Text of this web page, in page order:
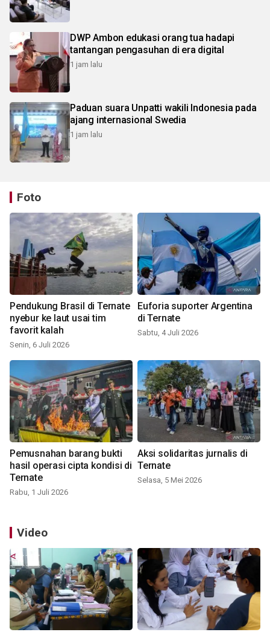
DWP Ambon edukasi orang tua hadapi
tantangan pengasuhan di era digital
1 jam lalu
Paduan suara Unpatti wakili Indonesia pada
ajang internasional Swedia
1 jam lalu
Foto
Pendukung Brasil di Ternate
nyebur ke laut usai tim
favorit kalah
Senin, 6 Juli 2026
Euforia suporter Argentina
di Ternate
Sabtu, 4 Juli 2026
Pemusnahan barang bukti
hasil operasi cipta kondisi di
Ternate
Rabu, 1 Juli 2026
Aksi solidaritas jurnalis di
Ternate
Selasa, 5 Mei 2026
Video